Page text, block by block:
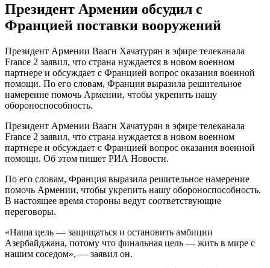
Президент Армении обсудил с
Францией поставки вооружений
Президент Армении Ваагн Хачатурян в эфире телеканала
France 2 заявил, что страна нуждается в новом военном
партнере и обсуждает с Францией вопрос оказания военной
помощи. По его словам, Франция выразила решительное
намерение помочь Армении, чтобы укрепить нашу
обороноспособность.
Президент Армении Ваагн Хачатурян в эфире телеканала
France 2 заявил, что страна нуждается в новом военном
партнере и обсуждает с Францией вопрос оказания военной
помощи. Об этом пишет РИА Новости.
По его словам, Франция выразила решительное намерение
помочь Армении, чтобы укрепить нашу обороноспособность.
В настоящее время стороны ведут соответствующие
переговоры.
«Наша цель — защищаться и остановить амбиции
Азербайджана, потому что финальная цель — жить в мире с
нашим соседом», — заявил он.